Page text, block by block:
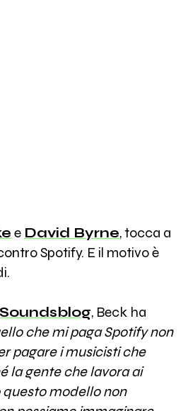
e David Byrne, tocca a
Spotify. E il motivo è
Soundsblog, Beck ha
che mi paga Spotify non
pagare i musicisti che
la gente che lavora ai
questo modello non